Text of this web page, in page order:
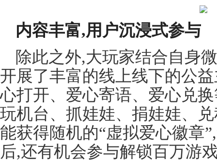
内容丰富,用户沉浸式参与
除此之外,大玩家结合自身
开展了丰富的线上线下的公
心打开、爱心寄语、爱心兑
玩机台、抓娃娃、捐娃娃、
能获得随机的“虚拟爱心徽章
后,还有机会参与解锁百万游